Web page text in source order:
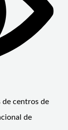
de centros de
de